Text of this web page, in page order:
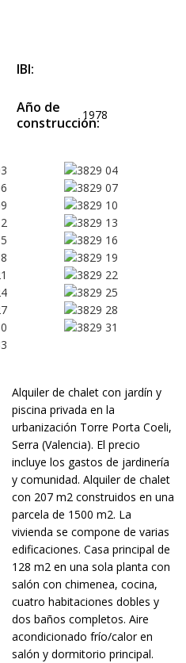
IBI:
Año de
construcción:
1978
Alquiler de chalet con jardín y
piscina privada en la
urbanización Torre Porta Coeli,
Serra (Valencia). El precio
incluye los gastos de jardinería
y comunidad. Alquiler de chalet
con 207 m2 construidos en una
parcela de 1500 m2. La
vivienda se compone de varias
edificaciones. Casa principal de
128 m2 en una sola planta con
salón con chimenea, cocina,
cuatro habitaciones dobles y
dos baños completos. Aire
acondicionado frío/calor en
salón y dormitorio principal.